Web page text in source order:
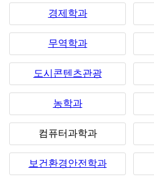
경제학과
무역학과
도시콘텐츠관광
농학과
컴퓨터과학과
보건환경안전학과